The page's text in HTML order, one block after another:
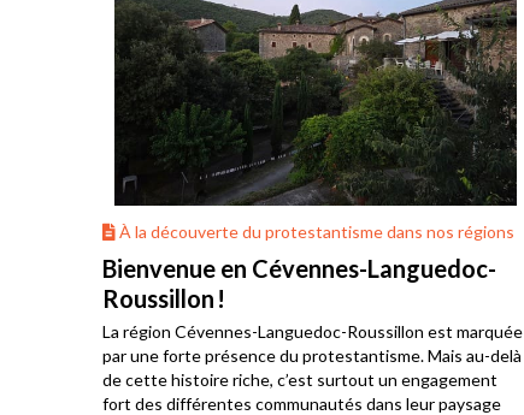
À la découverte du protestantisme dans nos régions
Bienvenue en Cévennes-Languedoc-
Roussillon !
La région Cévennes-Languedoc-Roussillon est marquée
par une forte présence du protestantisme. Mais au-delà
de cette histoire riche, c’est surtout un engagement
fort des différentes communautés dans leur paysage